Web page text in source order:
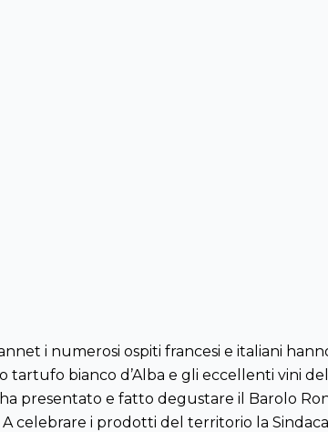
i numerosi ospiti francesi e italiani
bianco d’Alba e gli eccellenti vini
presentato e fatto degustare il Barolo
celebrare i prodotti del territorio la